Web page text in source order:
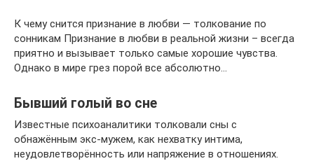
К чему снится признание в любви — толкование по
сонникам Признание в любви в реальной жизни – всегда
приятно и вызывает только самые хорошие чувства.
Однако в мире грез порой все абсолютно…
Бывший голый во сне
Известные психоаналитики толковали сны с
обнажённым экс-мужем, как нехватку интима,
неудовлетворённость или напряжение в отношениях.